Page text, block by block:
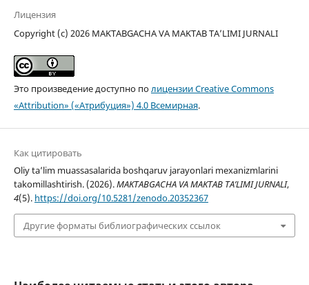
Лицензия
Copyright (c) 2026 MAKTABGACHA VA MAKTAB TA’LIMI JURNALI
Это произведение доступно полицензии Creative Commons
«Attribution» («Атрибуция») 4.0 Всемирная.
Как цитировать
Oliy ta’lim muassasalarida boshqaruv jarayonlari mexanizmlarini
takomillashtirish. (2026).MAKTABGACHA VA MAKTAB TA’LIMI JURNALI,
4(5). https://doi.org/10.5281/zenodo.20352367
Другие форматы библиографических ссылок